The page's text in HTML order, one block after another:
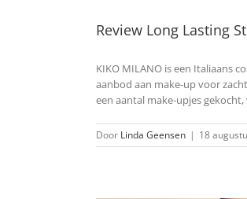
Review Long Lasting
KIKO MILANO is een Italiaans
aanbod aan make-up voor
een aantal make-upjes
Door Linda Geensen | 18